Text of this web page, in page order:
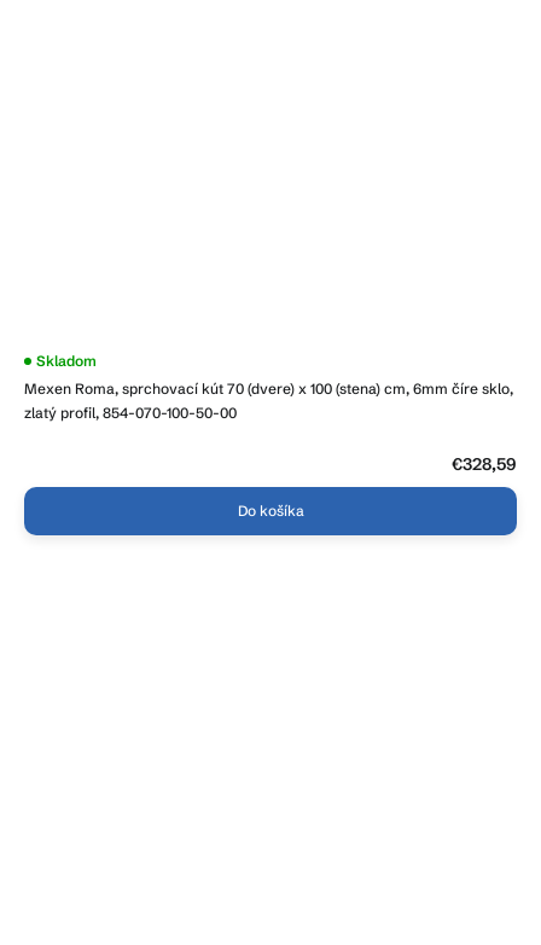
Mexen Roma, sprchovací kút 70 (dvere) x 100 (stena) cm, 6mm číre sklo,
zlatý profil, 854-070-100-50-00
Skladom
€328,59
Do košíka